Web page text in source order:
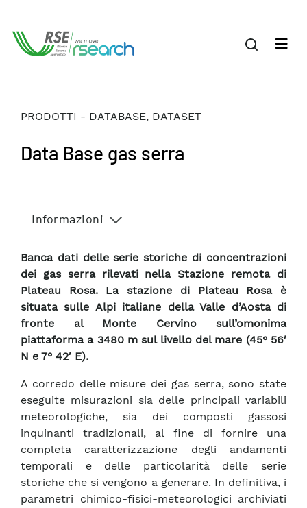
PRODOTTI - DATABASE, DATASET
Data Base gas serra
Informazioni
Banca dati delle serie storiche di concentrazioni
dei gas serra rilevati nella Stazione remota di
Plateau Rosa. La stazione di Plateau Rosa è
situata sulle Alpi italiane della Valle d’Aosta di
fronte al Monte Cervino sull’omonima
piattaforma a 3480 m sul livello del mare (45° 56′
N e 7° 42′ E).
A corredo delle misure dei gas serra, sono state
eseguite misurazioni sia delle principali variabili
meteorologiche, sia dei composti gassosi
inquinanti tradizionali, al fine di fornire una
completa caratterizzazione degli andamenti
temporali e delle particolarità delle serie
storiche che si vengono a generare. In definitiva, i
parametri chimico-fisici-meteorologici archiviati